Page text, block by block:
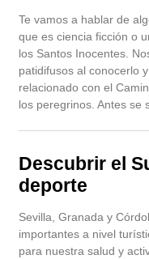
Te vamos a hablar de
que es ciencia ficción o
los Santos Inocentes.
patidifusos al conocerlo
relacionado con el
los peregrinos. Antes se
Descubrir el
deporte
Sevilla, Granada y
importantes a nivel
para nuestra salud y